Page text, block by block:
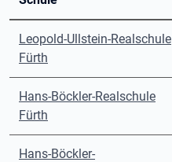
Leopold-Ullstein-Realschule
Fürth
Hans-Böckler-Realschule
Fürth
Hans-Böckler-